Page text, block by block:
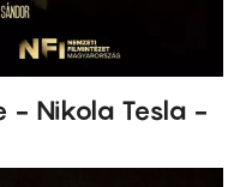
- Nikola Tesla -